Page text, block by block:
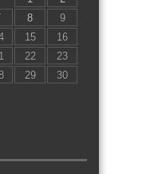
8
9
15
16
22
23
29
30